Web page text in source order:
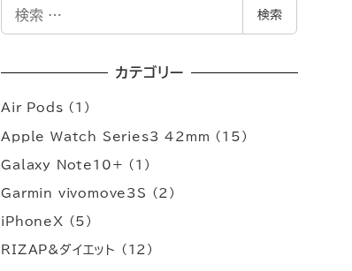
検索
カテゴリー
Air Pods (1)
Apple Watch Series3 42mm (15)
Galaxy Note10+ (1)
Garmin vivomove3S (2)
iPhoneX (5)
RIZAP&ダイエット (12)